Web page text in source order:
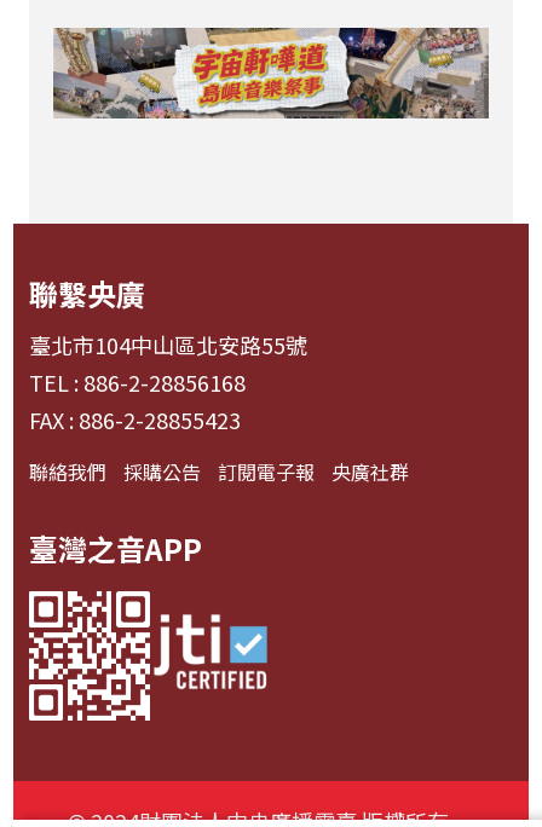
聯繫央廣
臺北市104中山區北安路55號
TEL : 886-2-28856168
FAX : 886-2-28855423
聯絡我們 採購公告 訂閱電子報 央廣社群
臺灣之音APP